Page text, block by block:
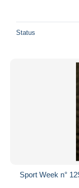
Status
Sport Week n°